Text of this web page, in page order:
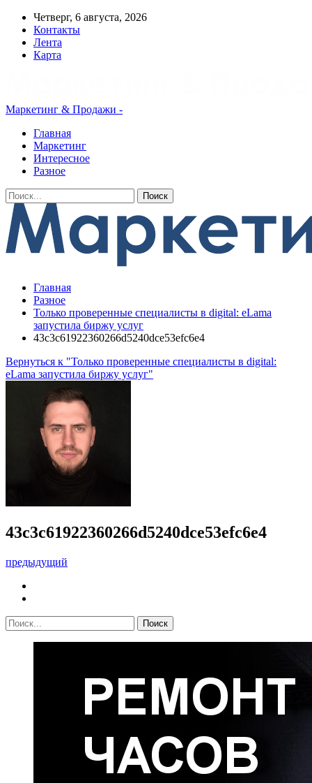
Четверг, 6 августа, 2026
Контакты
Лента
Карта
Маркетинг & Продажи -
Главная
Маркетинг
Интересное
Разное
Главная
Разное
Только проверенные специалисты в digital: eLama
запустила биржу услуг
43c3c61922360266d5240dce53efc6e4
Вернуться к "Только проверенные специалисты в digital:
eLama запустила биржу услуг"
43c3c61922360266d5240dce53efc6e4
предыдущий